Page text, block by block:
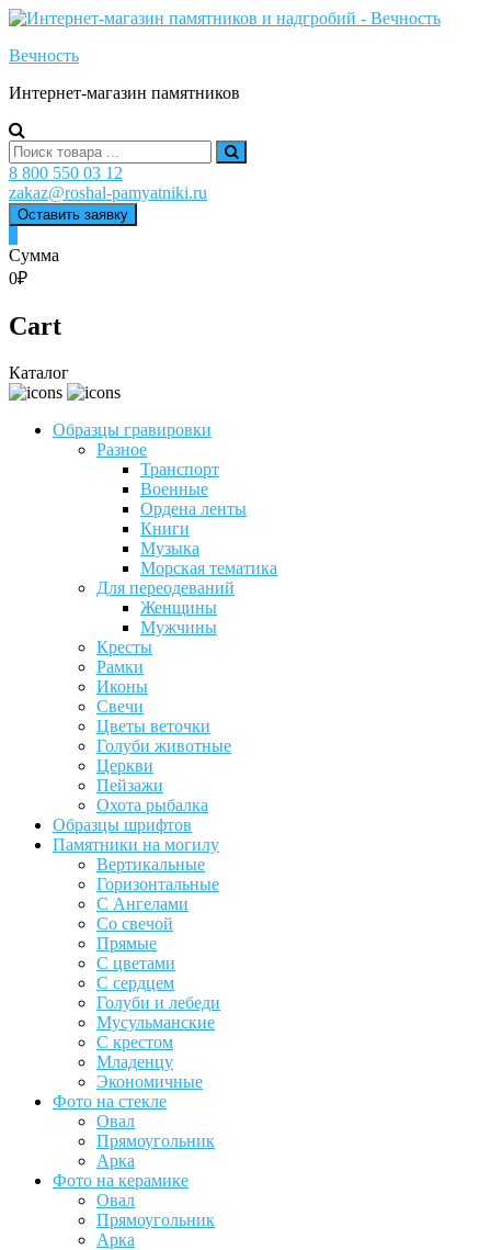
Skip
content
Вечность
Интернет-магазин памятников
Search
for:
8 800 550 03 12
zakaz@roshal-pamyatniki.ru
Оставить заявку
Сумма
0₽
Cart
Каталог
Образцы гравировки
Разное
Транспорт
Военные
Ордена ленты
Книги
Музыка
Морская тематика
Для переодеваний
Женщины
Мужчины
Кресты
Рамки
Иконы
Свечи
Цветы веточки
Голуби животные
Церкви
Пейзажи
Охота рыбалка
Образцы шрифтов
Памятники на могилу
Вертикальные
Горизонтальные
С Ангелами
Со свечой
Прямые
С цветами
С сердцем
Голуби и лебеди
Мусульманские
С крестом
Младенцу
Экономичные
Фото на стекле
Овал
Прямоугольник
Арка
Фото на керамике
Овал
Прямоугольник
Арка